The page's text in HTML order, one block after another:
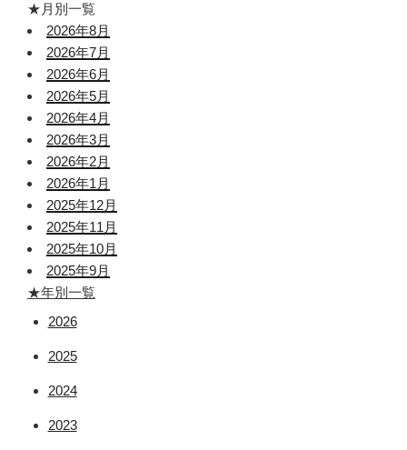
★月別一覧
2026年8月
2026年7月
2026年6月
2026年5月
2026年4月
2026年3月
2026年2月
2026年1月
2025年12月
2025年11月
2025年10月
2025年9月
★年別一覧
2026
2025
2024
2023